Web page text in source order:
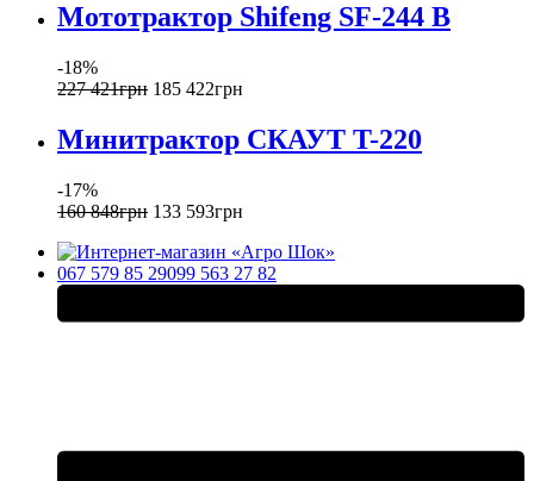
Мототрактор Shifeng SF-244 B
-18%
227 421грн 185 422грн
Минитрактор СКАУТ T-220
-17%
160 848грн 133 593грн
067 579 85 29099 563 27 82